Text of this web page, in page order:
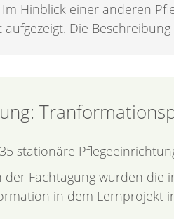
Hinblick einer anderen
Die
stationäre
der Fachtagung wurden die
in dem Lernprojekt